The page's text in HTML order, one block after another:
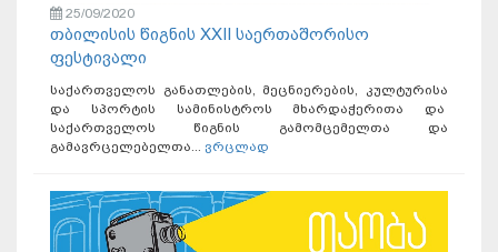
25/09/2020
თბილისის წიგნის XXII საერთაშორისო
ფესტივალი
საქართველოს განათლების, მეცნიერების, კულტურისა
და სპორტის სამინისტროს მხარდაჭერითა და
საქართველოს წიგნის გამომცემელთა და
გამავრცელებელთა... ვრცლად